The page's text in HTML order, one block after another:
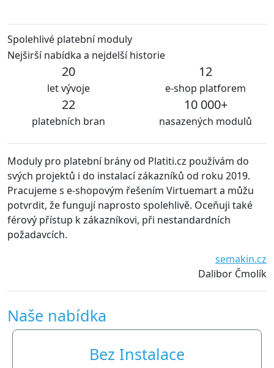
Spolehlivé platební moduly
Nejširší nabídka a nejdelší historie
20
let vývoje
12
e-shop platforem
22
platebních bran
10 000+
nasazených modulů
Platiti.cz používám do
zákazníků od roku 2019.
Virtuemart a můžu
spolehlivě. Oceňuji také
při nestandardních
S moduly od platiti.cz jsme
udržovány vždy aktuální a v
problémů. Rozhodně
doporučit.
Naše nabídka
Bez Instalace